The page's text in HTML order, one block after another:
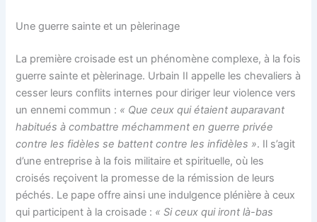
Une guerre sainte et un pèlerinage
La première croisade est un phénomène complexe, à la fois
guerre sainte et pèlerinage. Urbain II appelle les chevaliers à
cesser leurs conflits internes pour diriger leur violence vers
un ennemi commun : « Que ceux qui étaient auparavant
habitués à combattre méchamment en guerre privée
contre les fidèles se battent contre les infidèles »​. Il s’agit
d’une entreprise à la fois militaire et spirituelle, où les
croisés reçoivent la promesse de la rémission de leurs
péchés. Le pape offre ainsi une indulgence plénière à ceux
qui participent à la croisade : « Si ceux qui iront là-bas